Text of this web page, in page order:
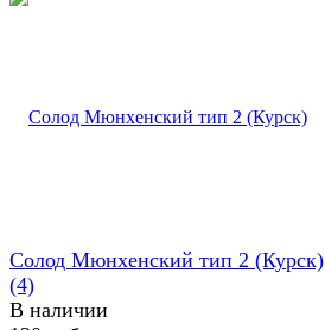
Солод Мюнхенский тип 2 (Курск)
(4)
В наличии